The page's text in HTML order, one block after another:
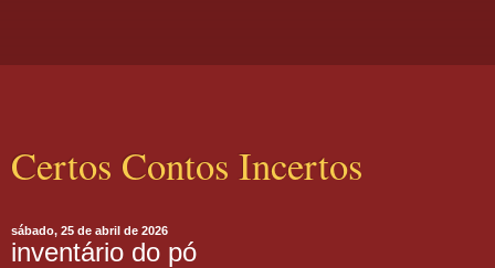
Certos Contos Incertos
sábado, 25 de abril de 2026
inventário do pó